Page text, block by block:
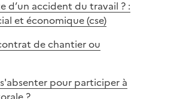
d’un accident du travail ? :
et économique (cse)
de chantier ou
pour participer à